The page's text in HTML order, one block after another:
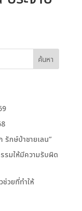
ค้นหา
รักษ์ป่าชายเลน”
รมให้มีความรับผิด
วยที่ทำให้